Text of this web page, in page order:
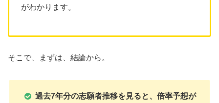
がわかります。
そこで、まずは、結論から。
過去7年分の志願者推移を見ると、倍率予想が